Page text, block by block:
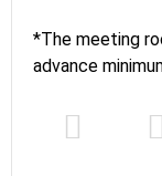
*The meeting
advance